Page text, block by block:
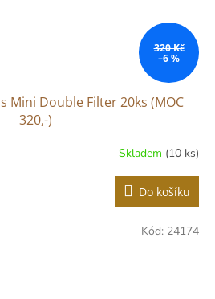
320 Kč
–6 %
Mini Double Filter 20ks (MOC
320,-)
Skladem (10 ks)
Do košíku
Kód: 24174